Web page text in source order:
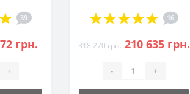
39
грн.
+
16
318 270 грн. 210 635 грн.
- +